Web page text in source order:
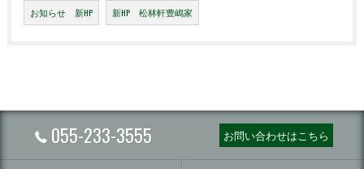
お知らせ 新HP 新HP 松林軒豊嶋家
055-233-3555 お問い合わせはこちら